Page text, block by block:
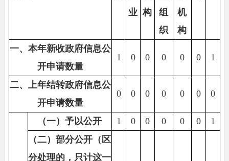
业 构
组
织
机
构
一、本年新收政府信息公
开申请数量
1 0 0 0 0 0 1
二、上年结转政府信息公
开申请数量
0 0 0 0 0 0 0
（一）予以公开 1 0 0 0 0 0
1
（二）部分公开（区
分处理的，只计这一